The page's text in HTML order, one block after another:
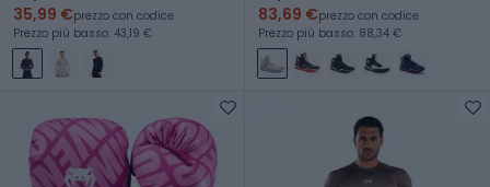
35,99 €prezzo con codice
Prezzo più basso: 43,19 €
83,69 €prezzo con codice
Prezzo più basso: 88,34 €